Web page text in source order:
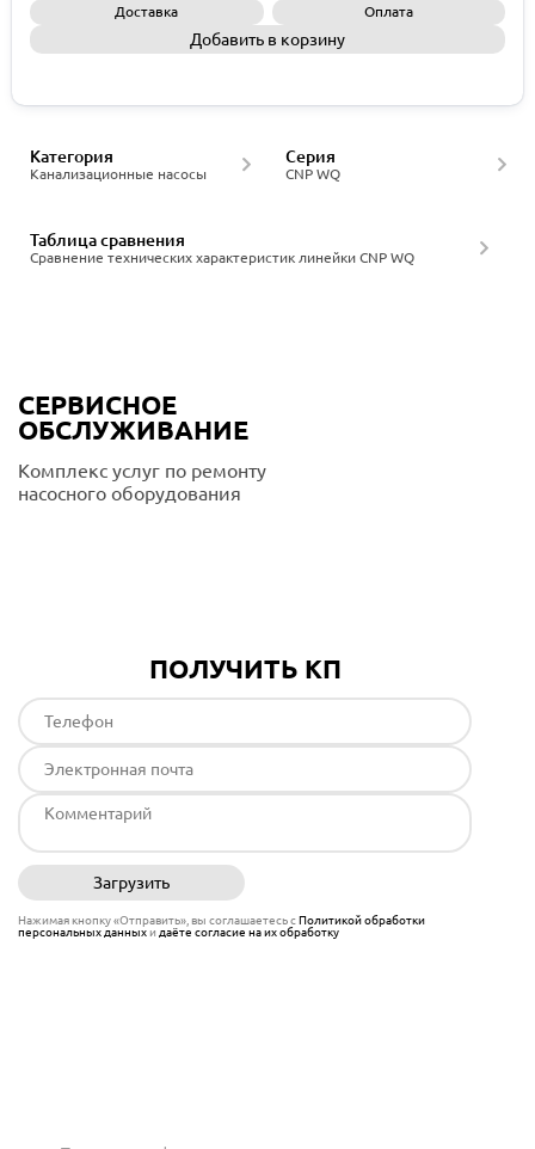
Доставка Оплата
Добавить в корзину
Канализационные насосы
Категория
CNP WQ
Серия
Сравнение технических характеристик линейки CNP WQ
Таблица сравнения
СЕРВИСНОЕ
ОБСЛУЖИВАНИЕ
Комплекс услуг по ремонту
насосного оборудования
ПОЛУЧИТЬ КП
Загрузить
Нажимая кнопку «Отправить», вы соглашаетесь сПолитикой обработки
персональных данныхи даёте согласие на их обработку